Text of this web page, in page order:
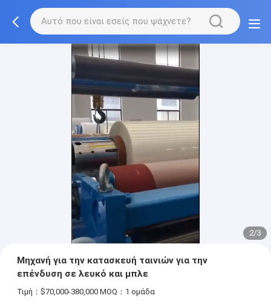
2/3
Μηχανή για την κατασκευή ταινιών για την
επένδυση σε λευκό και μπλε
Τιμή：$70,000-380,000 MOQ：1 ομάδα